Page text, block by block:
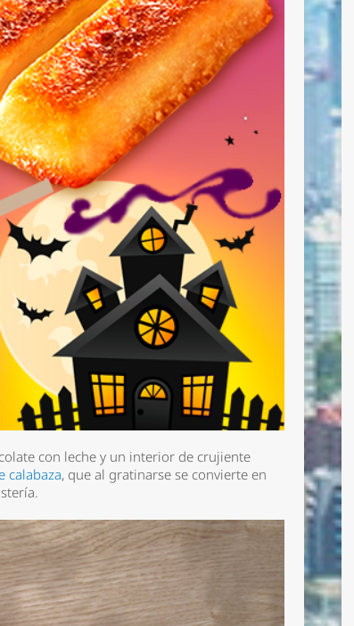
con leche y un interior de crujiente
calabaza, que al gratinarse se convierte en